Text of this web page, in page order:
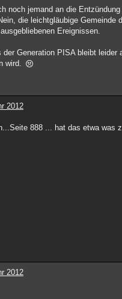
noch jemand an die
die leichtgläubige Gemeinde
Ereignissen.
der Generation PISA bleibt
wird.
2012
888 ... hat das etwa was
2012